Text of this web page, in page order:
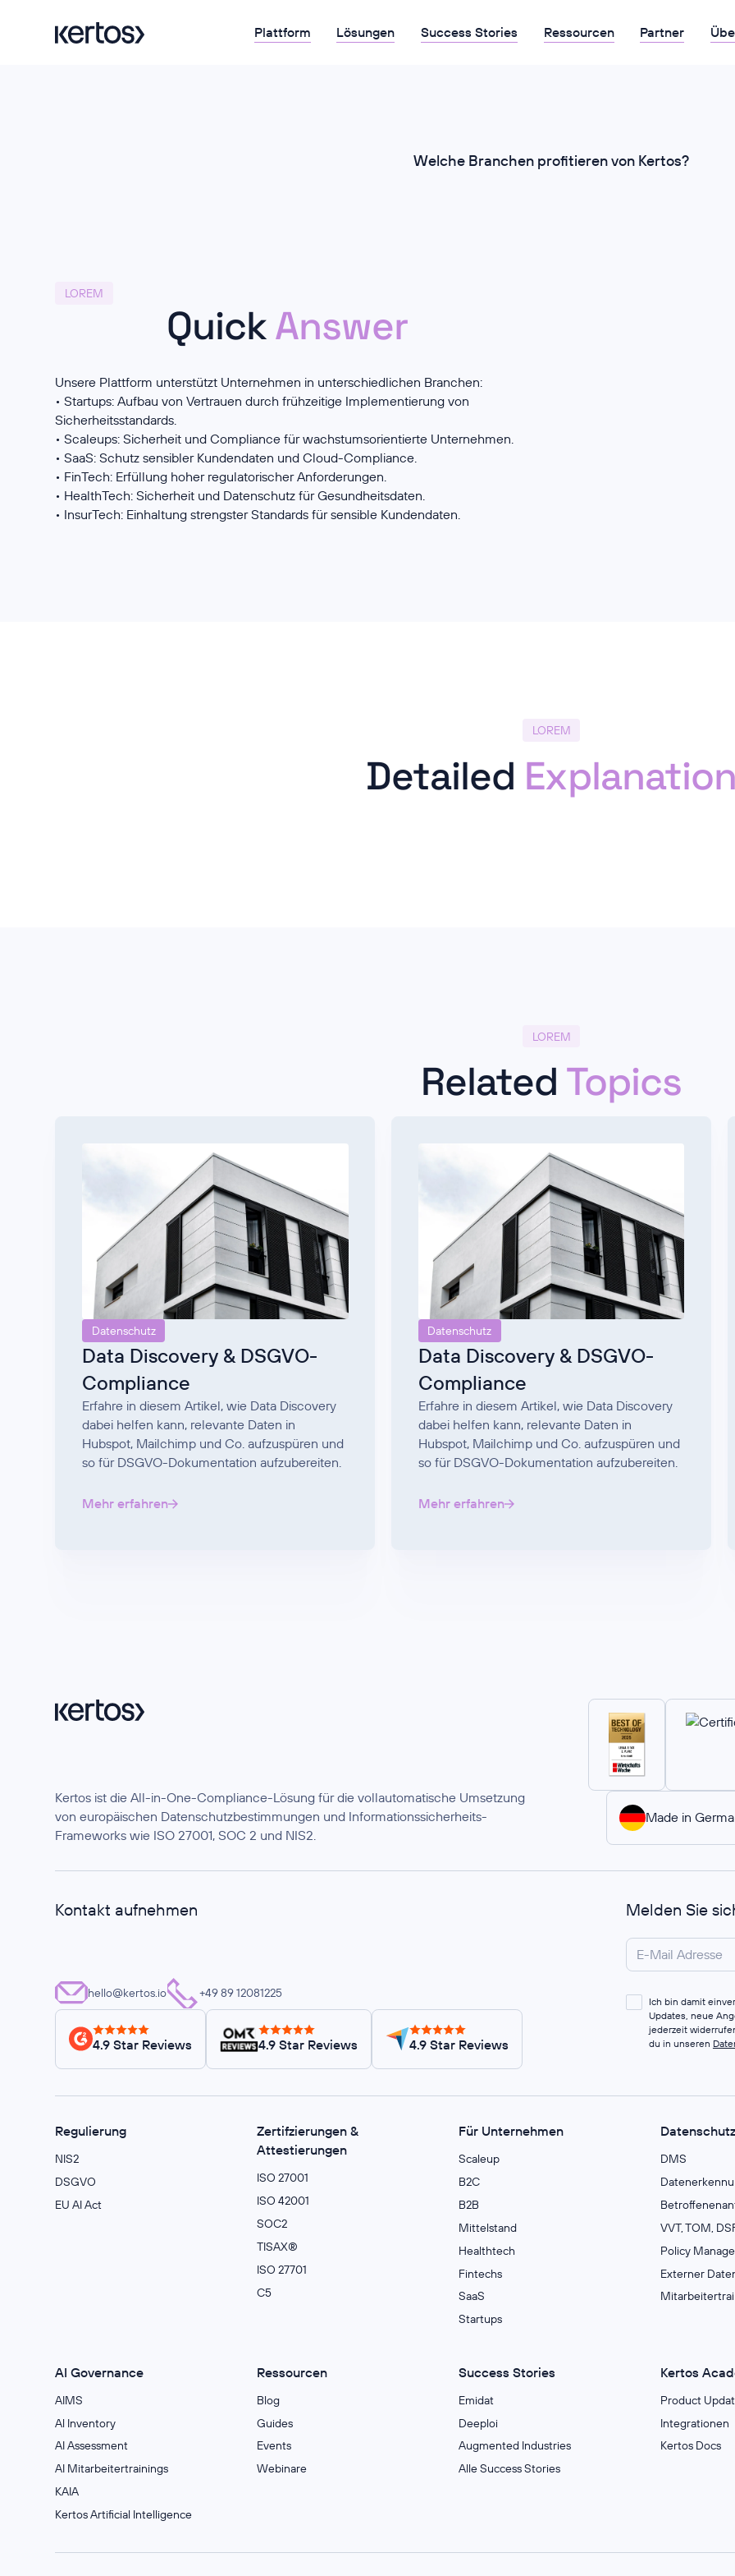
Plattform Lösungen Success Stories Ressourcen Partner
Welche Branchen profitieren von Kertos?
LOREM
QuickAnswer
Unsere Plattform unterstützt Unternehmen in unterschiedlichen Branchen:
• Startups: Aufbau von Vertrauen durch frühzeitige Implementierung von
Sicherheitsstandards.
• Scaleups: Sicherheit und Compliance für wachstumsorientierte Unternehmen.
• SaaS: Schutz sensibler Kundendaten und Cloud-Compliance.
• FinTech: Erfüllung hoher regulatorischer Anforderungen.
• HealthTech: Sicherheit und Datenschutz für Gesundheitsdaten.
• InsurTech: Einhaltung strengster Standards für sensible Kundendaten.
LOREM
Detailed
LOREM
Related Topics
Datenschutz
Data Discovery & DSGVO-
Compliance
Erfahre in diesem Artikel, wie Data Discovery
dabei helfen kann, relevante Daten in
Hubspot, Mailchimp und Co. aufzuspüren und
so für DSGVO-Dokumentation aufzubereiten.
Mehr erfahren
Datenschutz
Data Discovery & DSGVO-
Compliance
Erfahre in diesem Artikel, wie Data Discovery
dabei helfen kann, relevante Daten in
Hubspot, Mailchimp und Co. aufzuspüren und
so für DSGVO-Dokumentation aufzubereiten.
Mehr erfahren
Kertos ist die All-in-One-Compliance-Lösung für die vollautomatische Umsetzung
von europäischen Datenschutzbestimmungen und Informationssicherheits-
Frameworks wie ISO 27001, SOC 2 und NIS2.
Made in
Kontakt aufnehmen
hello@kertos.io +49 89 12081225
4.9 Star Reviews 4.9 Star Reviews 4.9 Star Reviews
Melden Sie
Ich bin damit
Updates, neue
jederzeit
du in unseren
Regulierung
NIS2
DSGVO
EU AI Act
Zertifzierungen &
Attestierungen
ISO 27001
ISO 42001
SOC2
TISAX®
ISO 27701
C5
Für Unternehmen
Scaleup
B2C
B2B
Mittelstand
Healthtech
Fintechs
SaaS
Startups
Datenschutz
DMS
VVT, TOM,
Policy
Externer
AI Governance
AIMS
Al Inventory
AI Assessment
AI Mitarbeitertrainings
KAIA
Kertos Artificial Intelligence
Ressourcen
Blog
Guides
Events
Webinare
Success Stories
Emidat
Deeploi
Augmented Industries
Alle Success Stories
Kertos
Product
Integrationen
Kertos Docs